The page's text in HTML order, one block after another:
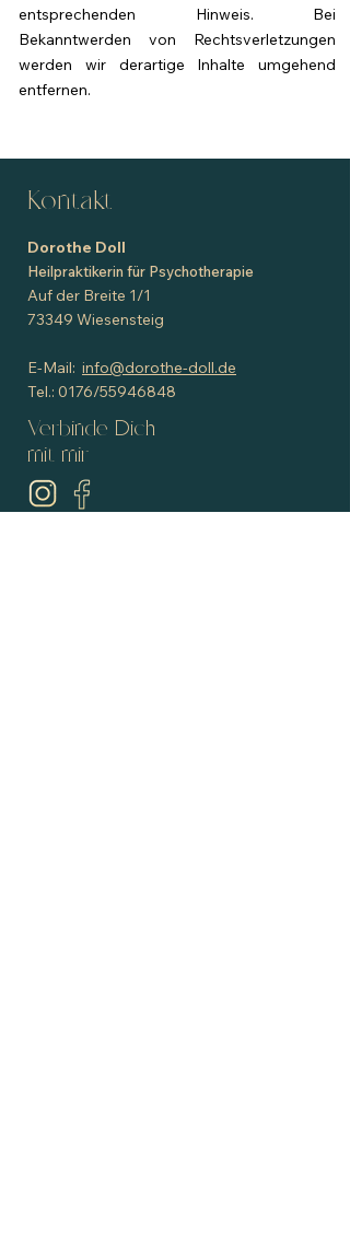
entsprechenden Hinweis. Bei
Bekanntwerden von Rechtsverletzungen
werden wir derartige Inhalte umgehend
entfernen.
Kontakt
Dorothe Doll
Heilpraktikerin für Psychotherapie
Auf der Breite 1/1
73349 Wiesensteig
E-Mail: info@dorothe-doll.de
Tel.: 0176/55946848
Verbinde Dich
mit mir